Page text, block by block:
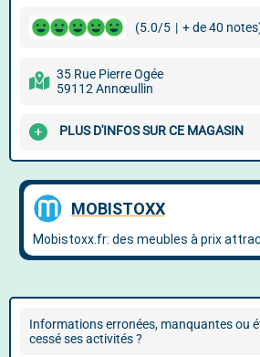
(5.0/5 | + de 40
35 Rue Pierre Ogée
59112 Annœullin
PLUS D'INFOS SUR CE MAGASIN
Informations erronées, manquantes ou
cessé ses activités ?